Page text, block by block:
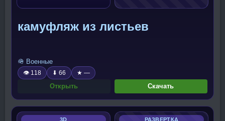
камуфляж из листьев
🪖 Военные
👁 118 ⬇ 66 ★ —
Открыть Скачать
3D РАЗВЕРТКА